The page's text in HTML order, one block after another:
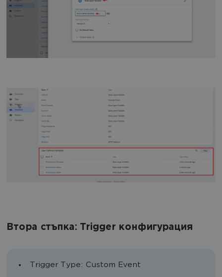
Втора стъпка: Trigger конфигурация
Trigger Type: Custom Event